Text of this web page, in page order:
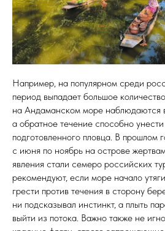
Например, на популярном среди
период выпадает большое
на Андаманском море наблюдаются
а обратное течение способно
подготовленного пловца. В прошлом
с июня по ноябрь на острове
явления стали семеро российских
рекомендуют, если море начало
грести против течения в сторону
ни подсказывал инстинкт, а плыть
выйти из потока. Важно также не